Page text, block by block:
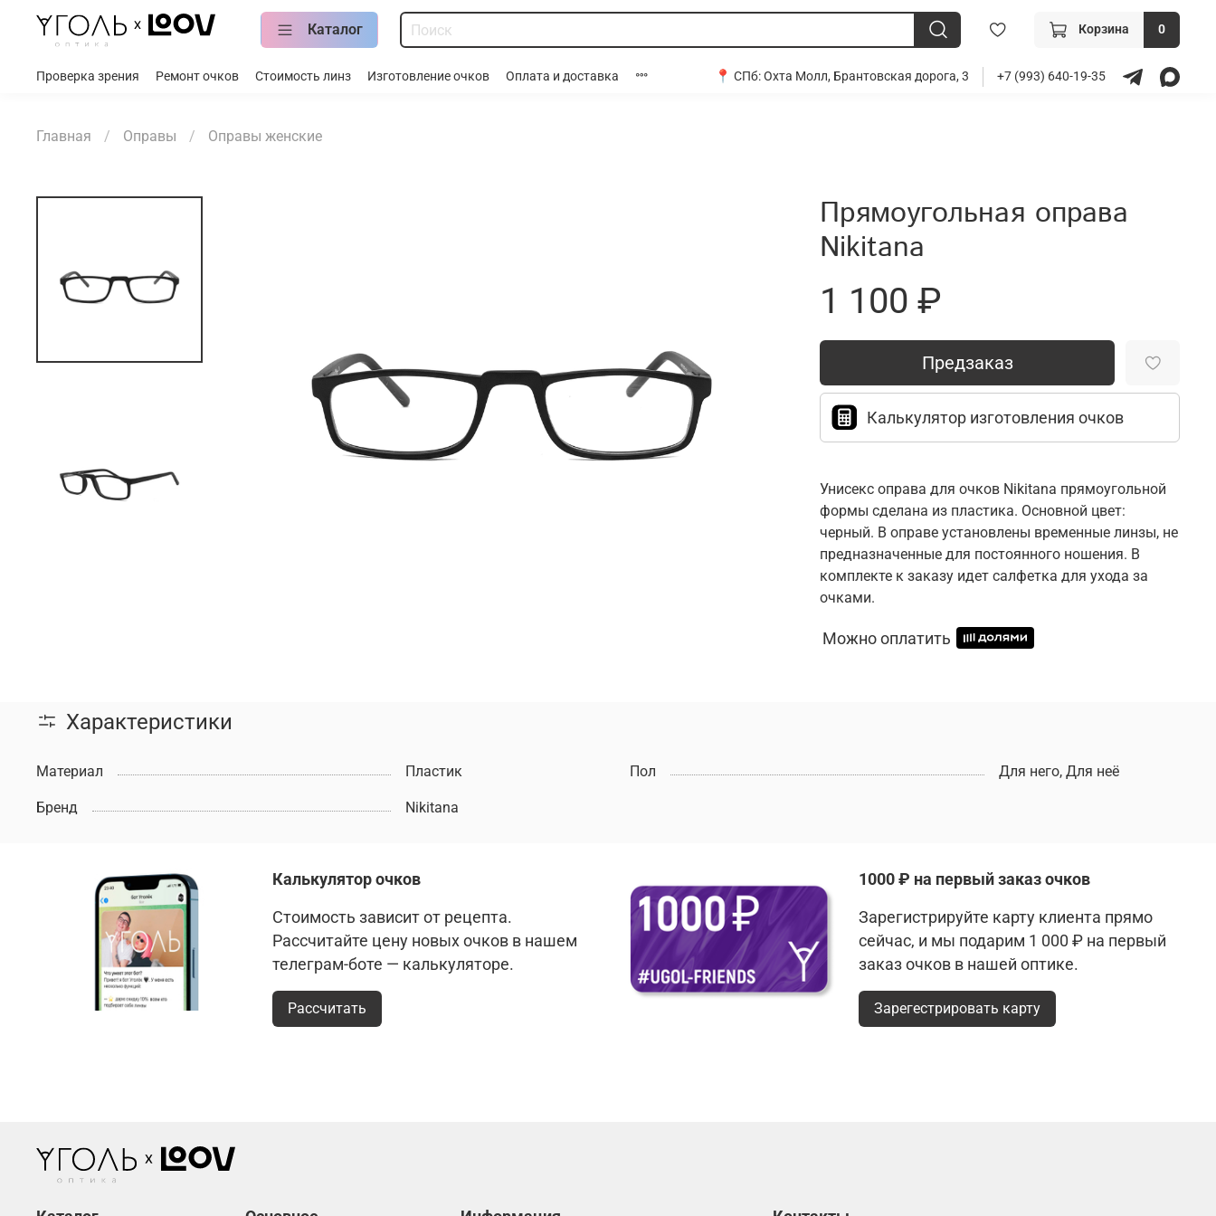
Каталог Корзина 0
Проверка зрения Ремонт очков Стоимость линз Изготовление очков Оплата и доставка 📍 СПб:Охта Молл, Брантовская дорога, 3 +7 (993) 640-19-35
Главная Оправы Оправы женские
Прямоугольная оправа
Nikitana
1 100 ₽
Предзаказ
Калькулятор изготовления очков
Унисекс оправа для очков Nikitana прямоугольной
формы сделана из пластика. Основной цвет:
черный. В оправе установлены временные линзы, не
предназначенные для постоянного ношения. В
комплекте к заказу идет салфетка для ухода за
очками.
Можно оплатить
Характеристики
Материал Пластик Пол Для него, Для неё
Бренд Nikitana
Калькулятор очков
Стоимость зависит от рецепта.
Рассчитайте цену новых очков в нашем
телеграм-боте — калькуляторе.
Рассчитать
1000 ₽ на первый заказ очков
Зарегистрируйте карту клиента прямо
сейчас, и мы подарим 1 000 ₽ на первый
заказ очков в нашей оптике.
Зарегестрировать карту